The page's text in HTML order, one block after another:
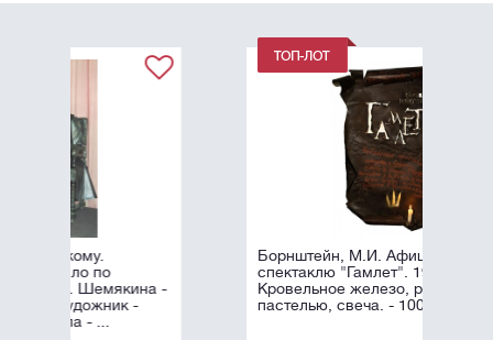
Борнштейн, М.И. Афиша к
спектаклю "Гамлет". 1996.
Кровельное железо, роспись
пастелью, свеча. - 100х60 см.